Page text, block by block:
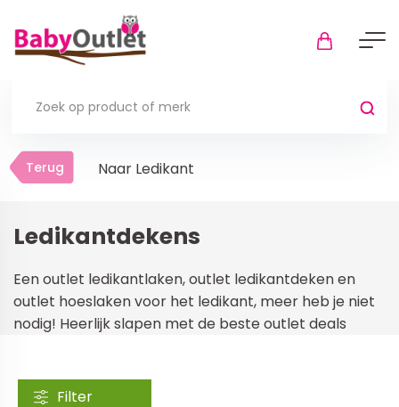
Terug
Boxkleden
Boxmatrassen en hoeslakens
Meer
Terug Naar Ledikant
Ledikantdekens
Een outlet ledikantlaken, outlet ledikantdeken en
outlet hoeslaken voor het ledikant, meer heb je niet
nodig! Heerlijk slapen met de beste outlet deals
Filter